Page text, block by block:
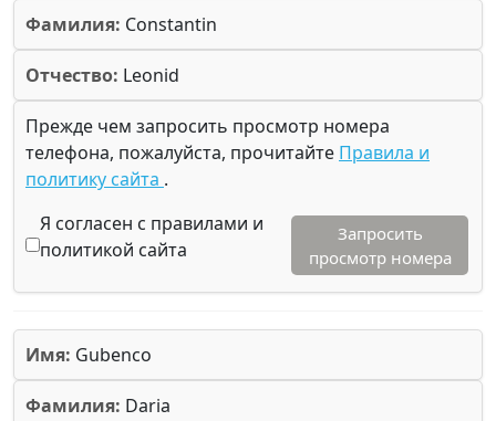
Фамилия: Constantin
Отчество: Leonid
Прежде чем запросить просмотр номера
телефона, пожалуйста, прочитайте Правила и
политику сайта .
Я согласен с правилами и
политикой сайта
Запросить
просмотр номера
Имя: Gubenco
Фамилия: Daria